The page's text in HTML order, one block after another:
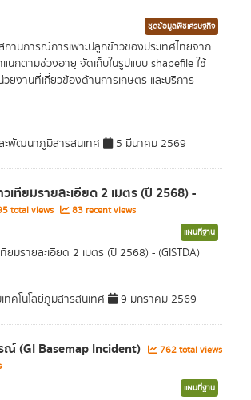
ชุดข้อมูลพืชเศรษฐกิจ
านการณ์การเพาะปลูกข้าวของประเทศไทยจาก
นกตามช่วงอายุ จัดเก็บในรูปแบบ shapefile ใช้
ยงานที่เกี่ยวข้องด้านการเกษตร และบริการ
ะพัฒนาภูมิสารสนเทศ 5 มีนาคม 2569
ทียมรายละเอียด 2 เมตร (ปี 2568) -
total views 83 recent views
แผนที่ฐาน
มรายละเอียด 2 เมตร (ปี 2568) - (GISTDA)
คโนโลยีภูมิสารสนเทศ 9 มกราคม 2569
(GI Basemap Incident)
762 total views
แผนที่ฐาน